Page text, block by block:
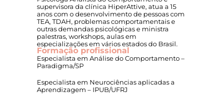
supervisora da clínica HiperAttive, atua a 15
anos com o desenvolvimento de pessoas com
TEA, TDAH, problemas comportamentais e
outras demandas psicológicas e ministra
palestras, workshops, aulas em
especializações em vários estados do Brasil.
Formação profissional
Especialista em Análise do Comportamento –
Paradigma/SP
Especialista em Neurociências aplicadas a
Aprendizagem – IPUB/UFRJ